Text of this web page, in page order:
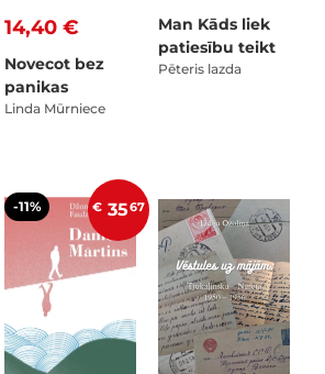
14,40 €
Novecot bez
panikas
Linda Mūrniece
Man Kāds liek
patiesību teikt
Pēteris lazda
-11% € 3567